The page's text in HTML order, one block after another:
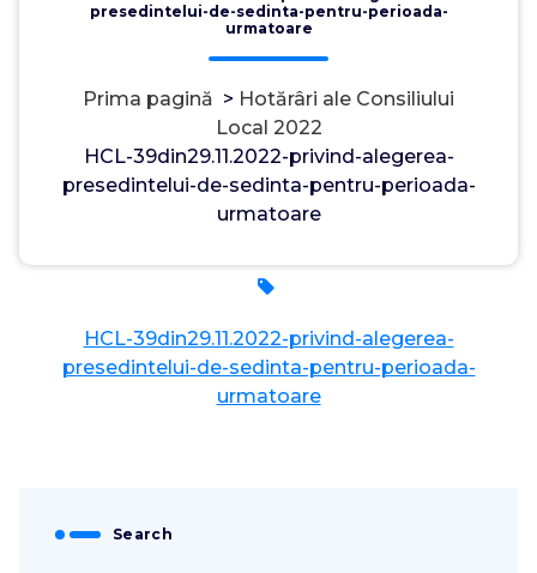
presedintelui-de-sedinta-pentru-perioada-
urmatoare
Prima pagină > Hotărâri ale Consiliului
Local 2022
HCL-39din29.11.2022-privind-alegerea-
presedintelui-de-sedinta-pentru-perioada-
urmatoare
Admin 17, ian., 2023
HCL-39din29.11.2022-privind-alegerea-
presedintelui-de-sedinta-pentru-perioada-
urmatoare
Search